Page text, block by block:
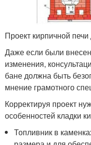
Проект кирпичной
Даже если были
изменения,
бане должна быть
мнение грамотного
Корректируя проект
особенностей кладки
Топливник в